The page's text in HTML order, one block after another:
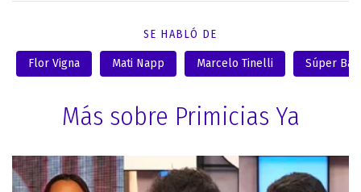
SE HABLÓ DE
Flor Vigna Mati Napp Marcelo Tinelli Súper
Más sobre Primicias Ya